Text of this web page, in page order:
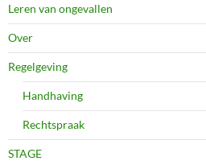
Leren van ongevallen
Over
Regelgeving
Handhaving
Rechtspraak
STAGE